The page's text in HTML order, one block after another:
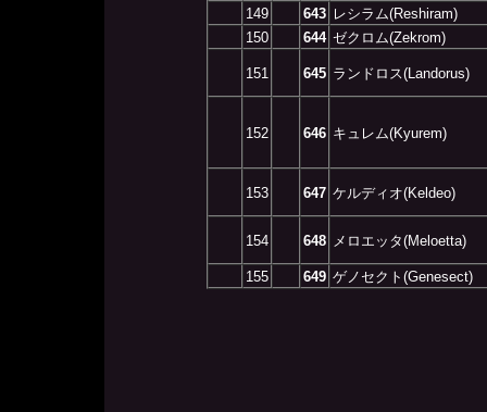
149 643 レシラム(Reshiram)
150
644 ゼクロム(Zekrom)
151 645 ランドロス(Landorus)
152 646 キュレム(Kyurem)
153 647 ケルディオ(Keldeo)
154 648 メロエッタ(Meloetta)
155 649 ゲノセクト(Genesect)